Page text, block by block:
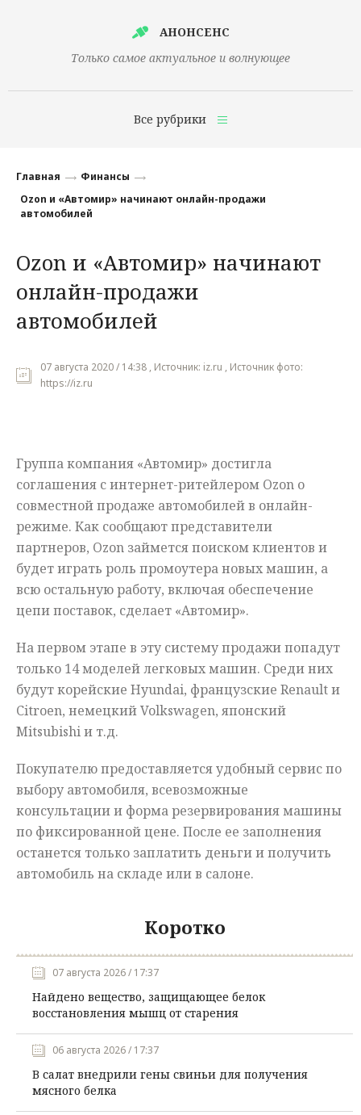
АНОНСЕНС
Только самое актуальное и волнующее
Все рубрики
Финансы
Наука
Культура
Общество
Мнения
Главная
Финансы
Ozon и «Автомир» начинают онлайн-продажи
автомобилей
Ozon и «Автомир» начинают
онлайн-продажи
автомобилей
07 августа 2020 / 14:38 , Источник: iz.ru , Источник фото:
https://iz.ru
Группа компания «Автомир» достигла
соглашения с интернет-ритейлером Ozon о
совместной продаже автомобилей в онлайн-
режиме. Как сообщают представители
партнеров, Ozon займется поиском клиентов и
будет играть роль промоутера новых машин, а
всю остальную работу, включая обеспечение
цепи поставок, сделает «Автомир».
На первом этапе в эту систему продажи попадут
только 14 моделей легковых машин. Среди них
будут корейские Hyundai, французские Renault и
Citroen, немецкий Volkswagen, японский
Mitsubishi и т.д.
Покупателю предоставляется удобный сервис по
выбору автомобиля, всевозможные
консультации и форма резервирования машины
по фиксированной цене. После ее заполнения
останется только заплатить деньги и получить
автомобиль на складе или в салоне.
Коротко
07 августа 2026 / 17:37
Найдено вещество, защищающее белок
восстановления мышц от старения
06 августа 2026 / 17:37
В салат внедрили гены свиньи для получения
мясного белка